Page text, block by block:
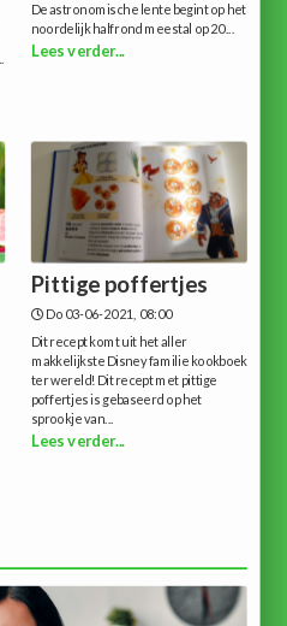
De astronomische lente begint op het
noordelijk halfrond meestal op 20...
Lees verder...
Pittige poffertjes
Do 03-06-2021, 08:00
Dit recept komt uit het aller
makkelijkste Disney familie kookboek
ter wereld!Dit recept met pittige
poffertjes is gebaseerd op het
sprookje van...
Lees verder...